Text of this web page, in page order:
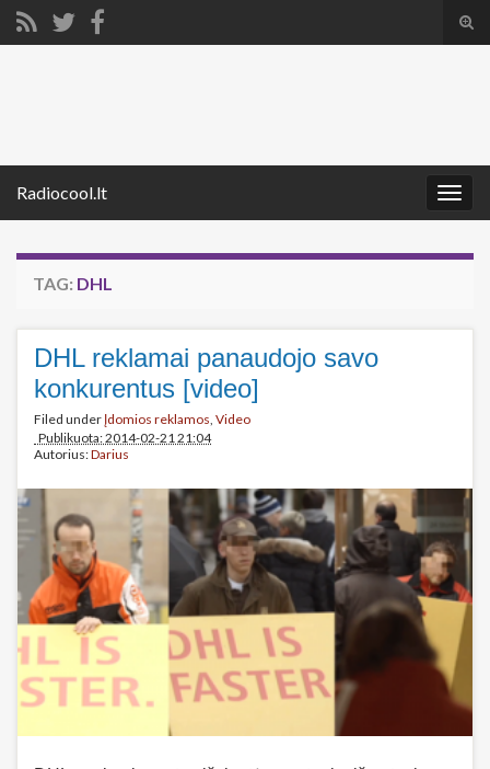
Radiocool.lt
TAG: DHL
DHL reklamai panaudojo savo
konkurentus [video]
Filed under Įdomios reklamos, Video
Publikuota: 2014-02-21 21:04
Autorius:Darius